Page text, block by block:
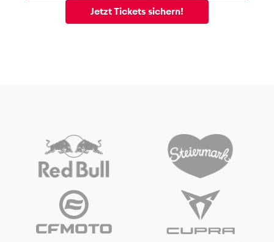
Business
Alle anzeigen
Jetzt Tickets sichern!